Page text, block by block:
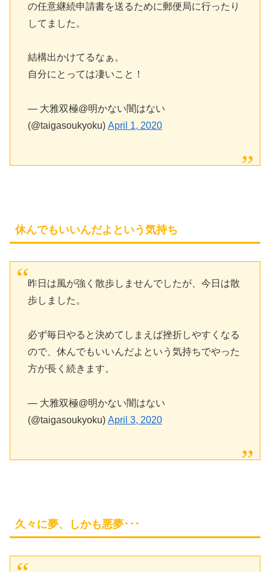
の任意継続申請書を送るために郵便局に行ったり
してました。
結構出かけてるなぁ。
自分にとっては凄いこと！
— 大雅双極@明かない闇はない
(@taigasoukyoku) April 1, 2020
休んでもいいんだよという気持ち
昨日は風が強く散歩しませんでしたが、今日は散
歩しました。
必ず毎日やると決めてしまえば挫折しやすくなる
ので、休んでもいいんだよという気持ちでやった
方が長く続きます。
— 大雅双極@明かない闇はない
(@taigasoukyoku) April 3, 2020
久々に夢、しかも悪夢･･･